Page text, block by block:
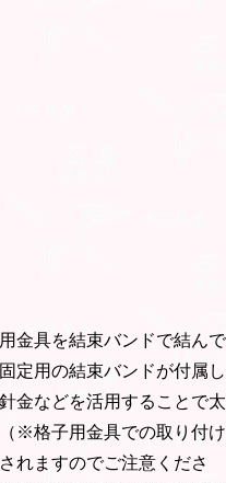
金具を結束バンドで結んで
定用の結束バンドが付属し
金などを活用することで太
※格子用金具での取り付け
れますのでご注意くださ